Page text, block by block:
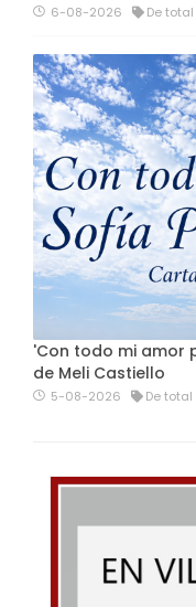
6-08-2026 De
'Con todo mi amor
de Meli Castiello
5-08-2026 De